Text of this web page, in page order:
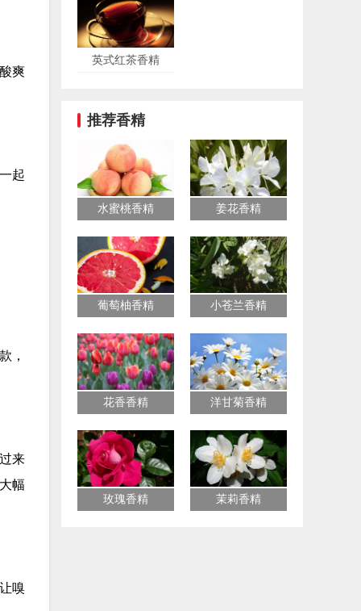
爽
起
，
来
幅
嗅
英式红茶香精
推荐香精
水蜜桃香精 姜花香精
葡萄柚香精 小苍兰香精
花香香精 洋甘菊香精
玫瑰香精 茉莉香精